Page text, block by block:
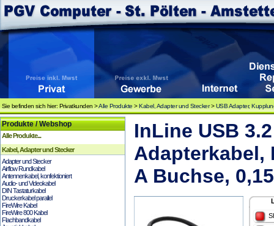
Sie befinden sich hier: Privatkunden >Alle Produkte >Kabel, Adapter und Stecker>USB Adapter,
Produkte / Webshop
Alle Produkte...
Kabel, Adapter und Stecker
Adapter und Stecker
Airflow Rundkabel
Antennenkabel, konfektioniert
Audio- und Videokabel
DIN Tastaturkabel
Druckerkabel parallel
FireWire Kabel
FireWire 800 Kabel
Flachbandkabel
InLine USB
Adapterkabel,
A Buchse,